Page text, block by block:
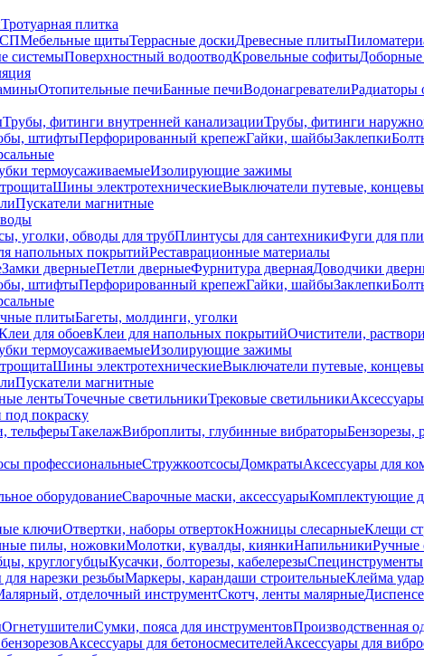
Тротуарная плитка
Мебельные щитыТеррасные доскиДревесные плиты
системыПоверхностный водоотводКровельные софитыДоборные
Отопительные печиБанные печиВодонагревателиРадиаторы
Трубы, фитинги внутренней канализацииТрубы, фитинги
штифтыПерфорированный крепежГайки, шайбыЗаклепки
термоусаживаемыеИзолирующие зажимы
Шины электротехническиеВыключатели путевые,
Пускатели магнитные
уголки, обводы для трубПлинтусы для сантехникиФуги для
напольных покрытийРеставрационные материалы
Замки дверныеПетли дверныеФурнитура двернаяДоводчики
штифтыПерфорированный крепежГайки, шайбыЗаклепки
плитыБагеты, молдинги, уголки
для обоевКлеи для напольных покрытийОчистители,
термоусаживаемыеИзолирующие зажимы
Шины электротехническиеВыключатели путевые,
Пускатели магнитные
лентыТочечные светильникиТрековые светильники
покраску
тельферыТакелажВиброплиты, глубинные вибраторыБензорезы,
профессиональныеСтружкоотсосыДомкратыАксессуары для
оборудованиеСварочные маски, аксессуарыКомплектующие
ключиОтвертки, наборы отвертокНожницы слесарныеКлещи
пилы, ножовкиМолотки, кувалды, киянкиНапильникиРучные
круглогубцыКусачки, болторезы, кабелерезыСпецинструменты
нарезки резьбыМаркеры, карандаши строительныеКлейма
отделочный инструментСкотч, ленты малярные
ОгнетушителиСумки, пояса для инструментовПроизводственная
Аксессуары для бетоносмесителейАксессуары для